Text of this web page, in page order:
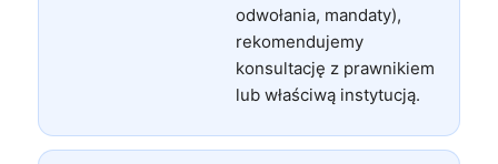
odwołania, mandaty),
rekomendujemy
konsultację z prawnikiem
lub właściwą instytucją.